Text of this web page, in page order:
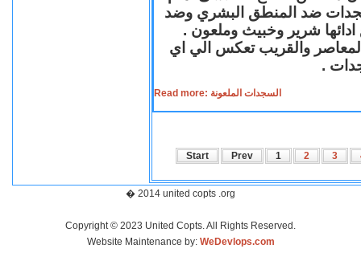
ضد المنطق البشري وضد
ادائها شرير وخبيث وملعون .
المعاصر والقريب تعكس الي اي
.
Read more: السجدات الملعونة
Start Prev 1 2 3
� 2014 united copts .org
Copyright © 2023 United Copts. All Rights Reserved.
Website Maintenance by: WeDevlops.com